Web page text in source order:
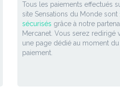
Tous les paiements effectués
site Sensations du Monde sont
sécurisés grâce à notre
Mercanet. Vous serez redirigé
une page dédié au moment du
paiement.